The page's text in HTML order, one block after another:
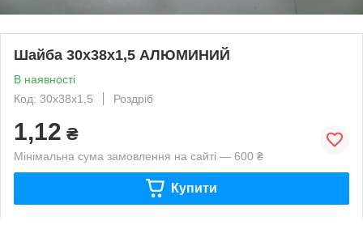
Шайба 30х38х1,5 АЛЮМИНИЙ
В наявності
Код: 30х38х1,5
Роздріб
1,12 ₴
Мінімальна сума замовлення на сайті — 600 ₴
Купити